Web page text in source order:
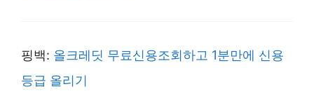
핑백: 올크레딧 무료신용조회하고 1분만에 신용
등급 올리기